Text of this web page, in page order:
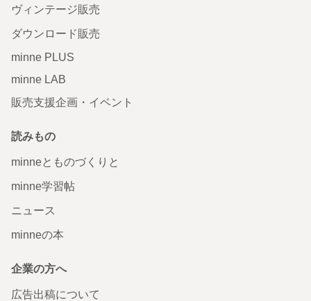
ヴィンテージ販売
ダウンロード販売
minne PLUS
minne LAB
販売支援企画・イベント
読みもの
minneとものづくりと
minne学習帖
ニュース
minneの本
企業の方へ
広告出稿について